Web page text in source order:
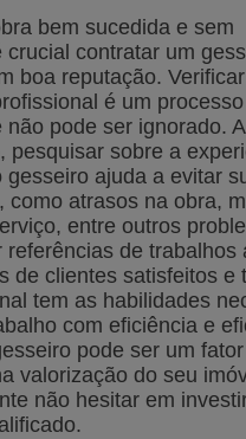
bem sucedida e sem
crucial contratar um
boa reputação.
é um processo
não pode ser ignorado.
pesquisar sobre a
gesseiro ajuda a evitar
como atrasos na obra,
entre outros
referências de trabalhos
de clientes satisfeitos e
tem as habilidades
com eficiência e
pode ser um fator
valorização do seu
não hesitar em